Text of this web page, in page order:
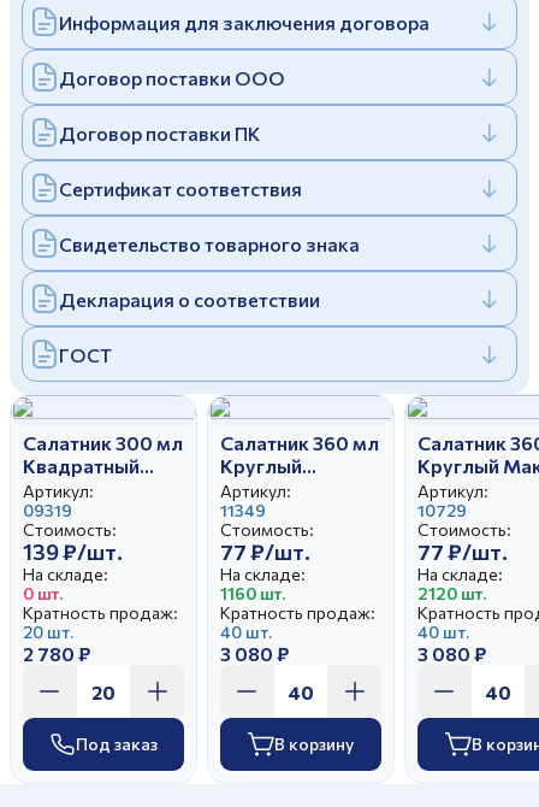
Отправить
Заполняя и отправляя форму, вы соглашаетесь
cполитикой конфиденциальности
Заполняя и отправляя форму, вы соглашаетесь
cполитикой конфиденциальности
Дулевский фарфоровый завод ©
Политика конфиденциальности
Информация для заключения договора
Договор поставки ООО
Договор поставки ПК
Сертификат соответствия
Свидетельство товарного знака
Декларация о соответствии
ГОСТ
Салатник 300 мл
Квадратный
Лаванда
Артикул:
09319
Стоимость:
139 ₽/шт.
На складе:
0 шт.
Кратность продаж:
20 шт.
2 780 ₽
Под заказ
Салатник 360 мл
Круглый
Любимые
игрушки
Артикул:
11349
Стоимость:
77 ₽/шт.
На складе:
1160 шт.
Кратность продаж:
40 шт.
3 080 ₽
В корзину
Салатник
Круглый
Артикул:
10729
Стоимость:
77 ₽/шт.
На складе:
2120 шт.
Кратность
40 шт.
3 080 ₽
В